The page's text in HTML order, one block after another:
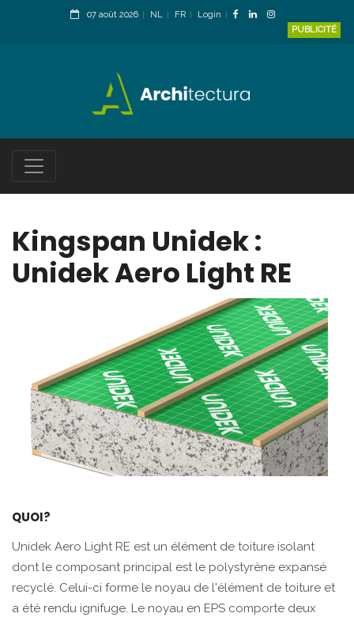
07 août 2026 NL FR
Login
PUBLICITÉ
Kingspan Unidek :
Unidek Aero Light RE
QUOI?
Unidek Aero Light RE est un élément de toiture isolant
dont le composant principal est le polystyrène expansé
recyclé. Celui-ci forme le noyau de l'élément de toiture et
a été rendu ignifuge. Le noyau en EPS comporte deux